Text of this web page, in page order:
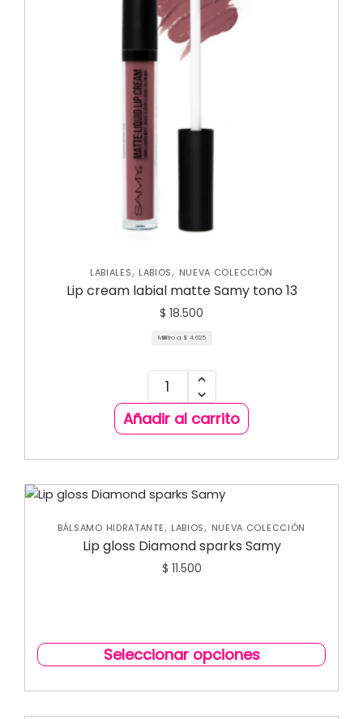
LABIALES, LABIOS, NUEVA COLECCIÓN
Lip cream labial matte Samy tono 13
$ 18.500
Mililitro a: $ 4.625
Añadir al carrito
BÁLSAMO HIDRATANTE, LABIOS, NUEVA COLECCIÓN
Lip gloss Diamond sparks Samy
$ 11.500
Seleccionar opciones